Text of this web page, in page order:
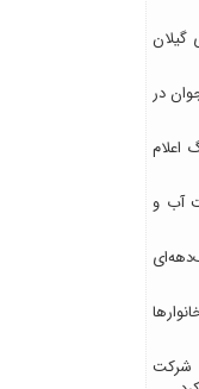
ای دمای گیلان
در
اعلام
آب و
شرکت